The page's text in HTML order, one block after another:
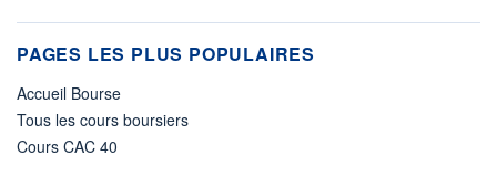
PAGES LES PLUS POPULAIRES
Accueil Bourse
Tous les cours boursiers
Cours CAC 40